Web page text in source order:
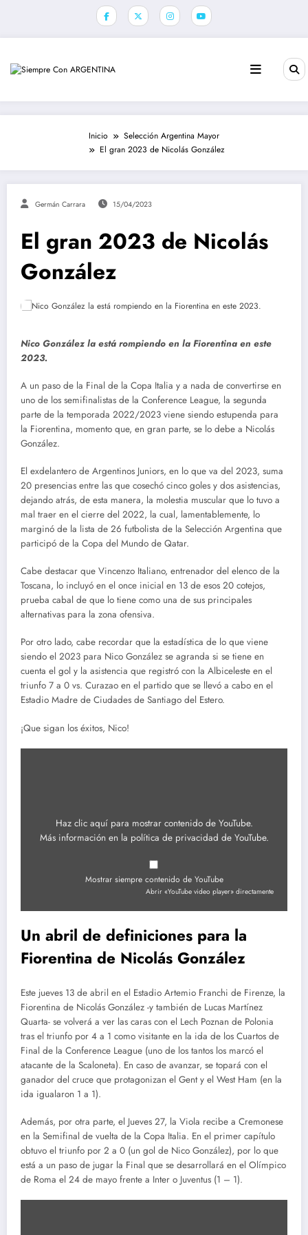
Inicio
Selección Argentina Mayor
El gran 2023 de Nicolás González
Germán Carrara 15/04/2023
El gran 2023 de Nicolás
González
Nico González la está rompiendo en la Fiorentina en este
2023.
A un paso de la Final de la Copa Italia y a nada de convertirse en
uno de los semifinalistas de la Conference League, la segunda
parte de la temporada 2022/2023 viene siendo estupenda para
la Fiorentina, momento que, en gran parte, se lo debe a Nicolás
González.
El exdelantero de Argentinos Juniors, en lo que va del 2023, suma
20 presencias entre las que cosechó cinco goles y dos asistencias,
dejando atrás, de esta manera, la molestia muscular que lo tuvo a
mal traer en el cierre del 2022, la cual, lamentablemente, lo
marginó de la lista de 26 futbolista de la Selección Argentina que
participó de la Copa del Mundo de Qatar.
Cabe destacar que Vincenzo Italiano, entrenador del elenco de la
Toscana, lo incluyó en el once inicial en 13 de esos 20 cotejos,
prueba cabal de que lo tiene como una de sus principales
alternativas para la zona ofensiva.
Por otro lado, cabe recordar que la estadística de lo que viene
siendo el 2023 para Nico González se agranda si se tiene en
cuenta el gol y la asistencia que registró con la Albiceleste en el
triunfo 7 a 0 vs. Curazao en el partido que se llevó a cabo en el
Estadio Madre de Ciudades de Santiago del Estero.
¡Que sigan los éxitos, Nico!
Mostrar
Haz clic aquí para mostrar contenido de YouTube.
Más información en la política de privacidad de YouTube.
Mostrar siempre contenido de YouTube
Abrir «YouTube video player» directamente
Un abril de definiciones para la
Fiorentina de Nicolás González
Este jueves 13 de abril en el Estadio Artemio Franchi de Firenze, la
Fiorentina de Nicolás González -y también de Lucas Martínez
Quarta- se volverá a ver las caras con el Lech Poznan de Polonia
tras el triunfo por 4 a 1 como visitante en la ida de los Cuartos de
Final de la Conference League (uno de los tantos los marcó el
atacante de la Scaloneta). En caso de avanzar, se topará con el
ganador del cruce que protagonizan el Gent y el West Ham (en la
ida igualaron 1 a 1).
Además, por otra parte, el Jueves 27, la Viola recibe a Cremonese
en la Semifinal de vuelta de la Copa Italia. En el primer capítulo
obtuvo el triunfo por 2 a 0 (un gol de Nico González), por lo que
está a un paso de jugar la Final que se desarrollará en el Olímpico
de Roma el 24 de mayo frente a Inter o Juventus (1 – 1).
Mostrar